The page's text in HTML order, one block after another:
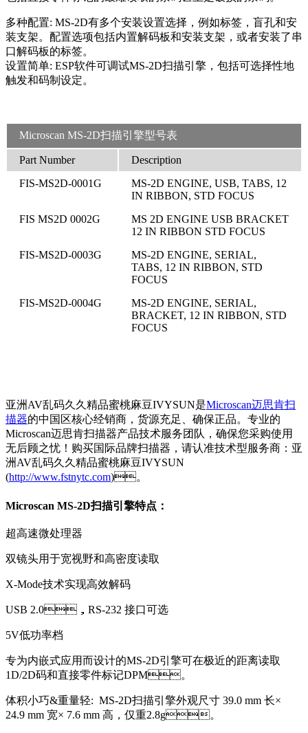
多种配置: MS-2D有多个安装设置选择，例如标签，盲孔和安
装支架。配置选项包括内置解码板和安装支架，或者安装了串
口解码板的标签。
设置简单: ESP软件可调试MS-2D扫描引擎，包括可选择性地
触发和码制设定。
Microscan MS-2D扫描引擎型号表
Part Number
Description
FIS-MS2D-0001G
MS-2D ENGINE, USB, TABS, 12
IN RIBBON, STD FOCUS
FIS MS2D 0002G
MS 2D ENGINE USB BRACKET
12 IN RIBBON STD FOCUS
FIS-MS2D-0003G
MS-2D ENGINE, SERIAL,
TABS, 12 IN RIBBON, STD
FOCUS
FIS-MS2D-0004G
MS-2D ENGINE, SERIAL,
BRACKET, 12 IN RIBBON, STD
FOCUS
亚洲AV乱码久久精品蜜桃麻豆IVYSUN是Microscan迈思肯扫
描器的中国区核心经销商，货源充足、确保正品。专业的
Microscan迈思肯扫描器产品技术服务团队，确保您采购使用
无后顾之忧！购买国际品牌扫描器，请认准技术型服务商：亚
洲AV乱码久久精品蜜桃麻豆IVYSUN
(http://www.fstnytc.com)。
Microscan MS-2D扫描引擎特点：
超高速微处理器
双镜头用于宽视野和高密度读取
X-Mode技术实现高效解码
USB 2.0，RS-232 接口可选
5V低功率档
专为内嵌式应用而设计的MS-2D引擎可在极近的距离读取
1D/2D码和直接零件标记DPM。
体积小巧&重量轻: MS-2D扫描引擎外观尺寸 39.0 mm 长×
24.9 mm 宽× 7.6 mm 高，仅重2.8g。